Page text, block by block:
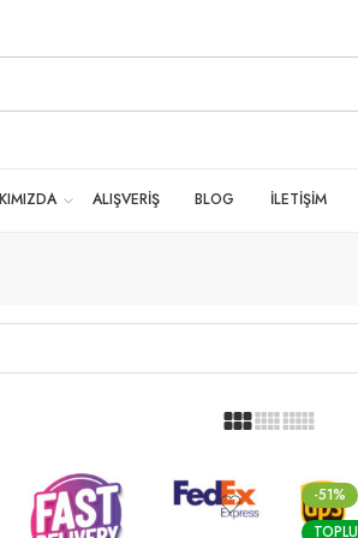
ALIŞVERİŞ BLOG İLETİŞİM
-51%
TOPLU